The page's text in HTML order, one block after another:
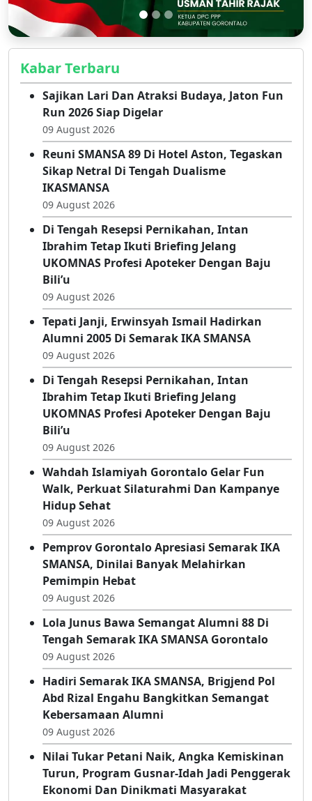
Kabar Terbaru
Sajikan Lari Dan Atraksi Budaya, Jaton Fun
Run 2026 Siap Digelar
09 August 2026
Reuni SMANSA 89 Di Hotel Aston, Tegaskan
Sikap Netral Di Tengah Dualisme
IKASMANSA
09 August 2026
Di Tengah Resepsi Pernikahan, Intan
Ibrahim Tetap Ikuti Briefing Jelang
UKOMNAS Profesi Apoteker Dengan Baju
Bili’u
09 August 2026
Tepati Janji, Erwinsyah Ismail Hadirkan
Alumni 2005 Di Semarak IKA SMANSA
09 August 2026
Di Tengah Resepsi Pernikahan, Intan
Ibrahim Tetap Ikuti Briefing Jelang
UKOMNAS Profesi Apoteker Dengan Baju
Bili’u
09 August 2026
Wahdah Islamiyah Gorontalo Gelar Fun
Walk, Perkuat Silaturahmi Dan Kampanye
Hidup Sehat
09 August 2026
Pemprov Gorontalo Apresiasi Semarak IKA
SMANSA, Dinilai Banyak Melahirkan
Pemimpin Hebat
09 August 2026
Lola Junus Bawa Semangat Alumni 88 Di
Tengah Semarak IKA SMANSA Gorontalo
09 August 2026
Hadiri Semarak IKA SMANSA, Brigjend Pol
Abd Rizal Engahu Bangkitkan Semangat
Kebersamaan Alumni
09 August 2026